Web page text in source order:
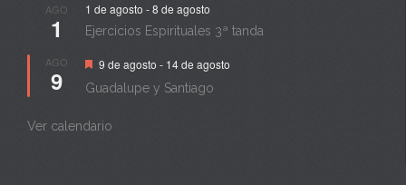
AGO
1
1 de agosto -8 de agosto
Ejercicios Espirituales 3ª tanda
AGO
9
Destacado
9 de agosto - 14 de agosto
Guadalupe y Santiago
Ver calendario